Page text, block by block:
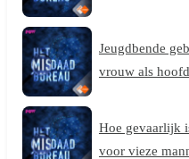
Jeugdbende
vrouw als
Hoe gevaarlijk
voor vieze